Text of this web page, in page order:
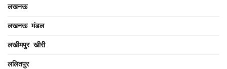
लखनऊ
लखनऊ मंडल
लखीमपुर खीरी
ललितपुर